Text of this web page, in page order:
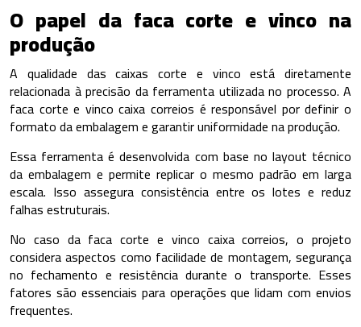
O papel da faca corte e vinco na
produção
A qualidade das caixas corte e vinco está diretamente
relacionada à precisão da ferramenta utilizada no processo. A
faca corte e vinco caixa correios é responsável por definir o
formato da embalagem e garantir uniformidade na produção.
Essa ferramenta é desenvolvida com base no layout técnico
da embalagem e permite replicar o mesmo padrão em larga
escala. Isso assegura consistência entre os lotes e reduz
falhas estruturais.
No caso da faca corte e vinco caixa correios, o projeto
considera aspectos como facilidade de montagem, segurança
no fechamento e resistência durante o transporte. Esses
fatores são essenciais para operações que lidam com envios
frequentes.